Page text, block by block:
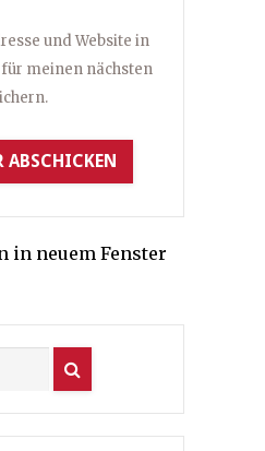
und Website in
meinen nächsten
in neuem Fenster